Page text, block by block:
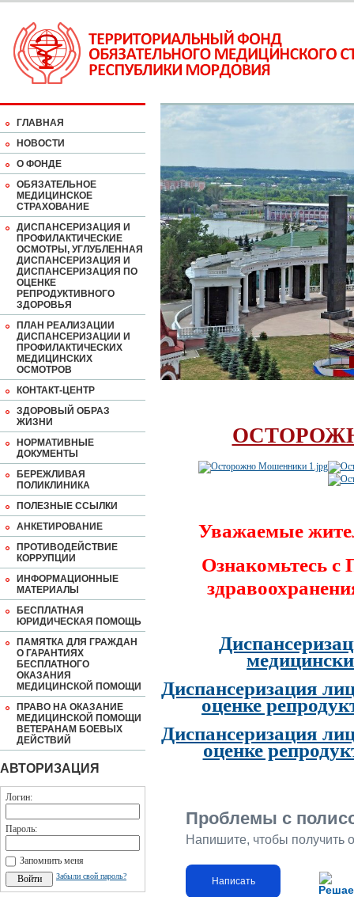
ГЛАВНАЯ
НОВОСТИ
О ФОНДЕ
ОБЯЗАТЕЛЬНОЕ
МЕДИЦИНСКОЕ
СТРАХОВАНИЕ
ДИСПАНСЕРИЗАЦИЯ И
ПРОФИЛАКТИЧЕСКИЕ
ОСМОТРЫ, УГЛУБЛЕННАЯ
ДИСПАНСЕРИЗАЦИЯ И
ДИСПАНСЕРИЗАЦИЯ ПО
ОЦЕНКЕ
РЕПРОДУКТИВНОГО
ЗДОРОВЬЯ
ПЛАН РЕАЛИЗАЦИИ
ДИСПАНСЕРИЗАЦИИ И
ПРОФИЛАКТИЧЕСКИХ
МЕДИЦИНСКИХ
ОСМОТРОВ
КОНТАКТ-ЦЕНТР
ЗДОРОВЫЙ ОБРАЗ
ЖИЗНИ
НОРМАТИВНЫЕ
ДОКУМЕНТЫ
БЕРЕЖЛИВАЯ
ПОЛИКЛИНИКА
ПОЛЕЗНЫЕ ССЫЛКИ
АНКЕТИРОВАНИЕ
ПРОТИВОДЕЙСТВИЕ
КОРРУПЦИИ
ИНФОРМАЦИОННЫЕ
МАТЕРИАЛЫ
БЕСПЛАТНАЯ
ЮРИДИЧЕСКАЯ ПОМОЩЬ
ПАМЯТКА ДЛЯ ГРАЖДАН
О ГАРАНТИЯХ
БЕСПЛАТНОГО
ОКАЗАНИЯ
МЕДИЦИНСКОЙ ПОМОЩИ
ПРАВО НА ОКАЗАНИЕ
МЕДИЦИНСКОЙ ПОМОЩИ
ВЕТЕРАНАМ БОЕВЫХ
ДЕЙСТВИЙ
АВТОРИЗАЦИЯ
Логин:
Пароль:
Запомнить меня
Забыли свой пароль?
Уважаемые
Ознакомьтесь
Диспансеризация
оценке
Диспансеризация
оценке
Проблемы с
Напишите, чтобы получить
Написать